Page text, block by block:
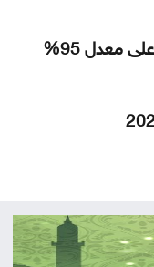
التربية: 4481 طالبا وطالبة حصلوا على معدل 95%